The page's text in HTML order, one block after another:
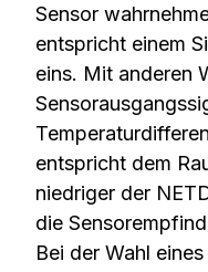
Sensor
entspricht einem
eins. Mit anderen
entspricht dem
niedriger der
die
Bei der Wahl